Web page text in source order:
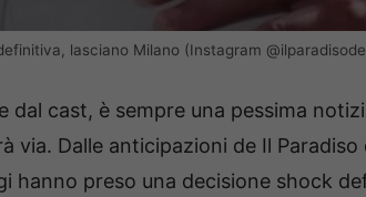
lasciano Milano (Instagram
dal cast, è sempre una pessima
via. Dalle anticipazioni de Il
hanno preso una decisione shock